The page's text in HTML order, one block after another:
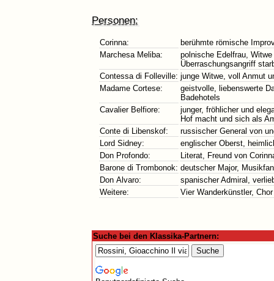
Personen:
Corinna:
berühmte römische
Marchesa Meliba:
polnische Edelfrau,
Überraschungsangriff
Contessa di Folleville: junge Witwe, voll Anmut
Madame Cortese:
geistvolle, liebenswerte
Badehotels
Cavalier Belfiore:
junger, fröhlicher und
Hof macht und sich als
Conte di Libenskof:
russischer General von
Lord Sidney:
englischer Oberst,
Don Profondo:
Literat, Freund von
Barone di Trombonok: deutscher Major,
Don Alvaro:
spanischer Admiral,
Weitere:
Vier Wanderkünstler,
Suche bei den Klassika-Partnern: